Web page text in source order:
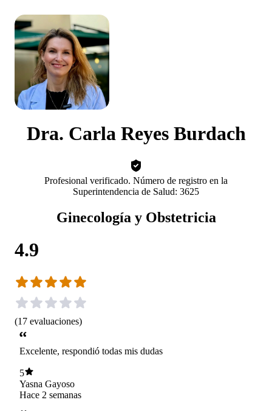
Dra. Carla Reyes Burdach
Profesional verificado. Número de registro en la
Superintendencia de Salud: 3625
Ginecología y Obstetricia
4.9
(17 evaluaciones)
Excelente, respondió todas mis dudas
5
Yasna Gayoso
Hace 2 semanas